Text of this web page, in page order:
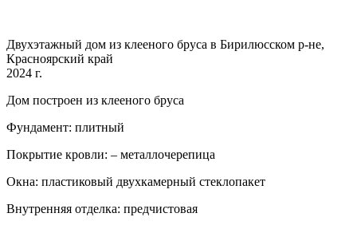
Двухэтажный дом из клееного бруса в Бирилюсском р-не,
Красноярский край
2024 г.
Дом построен из клееного бруса
Фундамент: плитный
Покрытие кровли: – металлочерепица
Окна: пластиковый двухкамерный стеклопакет
Внутренняя отделка: предчистовая